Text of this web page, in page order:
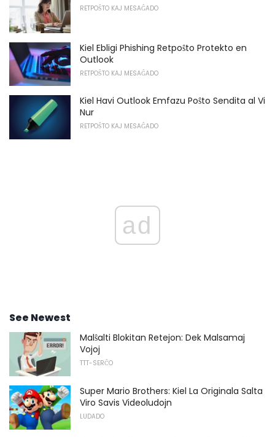
RETPOŜTO KAJ MESAĜADO
Kiel Ebligi Phishing Retpoŝto Protekto en
Outlook
RETPOŜTO KAJ MESAĜADO
Kiel Havi Outlook Emfazu Poŝto Sendita al Vi
Nur
RETPOŜTO KAJ MESAĜADO
ad
See Newest
Malŝalti Blokitan Retejon: Dek Malsamaj
Vojoj
TTT-SERĈO
Super Mario Brothers: Kiel La Originala Salta
Viro Savis Videoludojn
LUDADO